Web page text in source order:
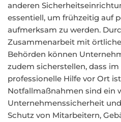
anderen
essentiell, um frühzeitig auf
aufmerksam zu werden.
Zusammenarbeit mit
Behörden können
zudem sicherstellen, dass
professionelle Hilfe vor Ort
Notfallmaßnahmen sind ein
Unternehmenssicherheit
Schutz von Mitarbeitern,